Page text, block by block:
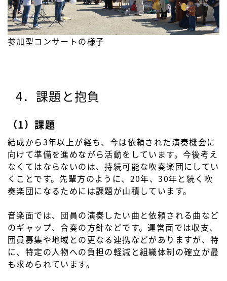
参加型コンサートの様子
4．課題と抱負
（1）課題
結成から3年以上が経ち、今は依頼された演奏機会に
向けて準備を進めながら活動をしています。今後考え
なくてはならないのは、持続可能な吹奏楽団にしてい
くことです。先輩方のように、20年、30年と続く吹
奏楽団になるためには課題が山積しています。
音楽面では、団員の演奏したい曲と依頼される曲など
のギャップ、合奏の方針などです。運営面では収支、
団員募集や地域との更なる連携などがありますが、特
に、特定の人物への負担の軽減と組織体制の確立が最
も求められています。